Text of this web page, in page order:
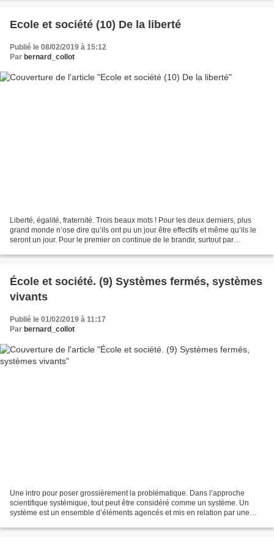
Ecole et société (10) De la liberté
Publié le 08/02/2019 à 15:12
Par bernard_collot
Liberté, égalité, fraternité. Trois beaux mots ! Pour les deux derniers, plus
grand monde n’ose dire qu’ils ont pu un jour être effectifs et même qu’ils le
seront un jour. Pour le premier on continue de le brandir, surtout par
École et société. (9) Systèmes fermés, systèmes
vivants
Publié le 01/02/2019 à 11:17
Par bernard_collot
Une intro pour poser grossièrement la problématique. Dans l’approche
scientifique systémique, tout peut être considéré comme un système. Un
système est un ensemble d’éléments agencés et mis en relation par une